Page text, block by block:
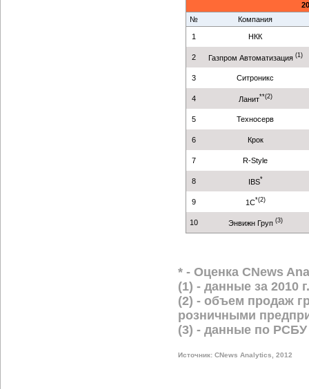
№
Компания
1 НКК
2 Газпром Автоматизация (1)
3 Ситроникс
4 Ланит**(2)
5 Техносерв
6 Крок
7 R-Style
8 IBS*
9 1С*(2)
10 Энвижн Груп (3)
* - Оценка CNews
(1) - данные за 2010
(2) - объем продаж
розничными
(3) - данные по РСБУ
Источник: CNews Analytics, 2012